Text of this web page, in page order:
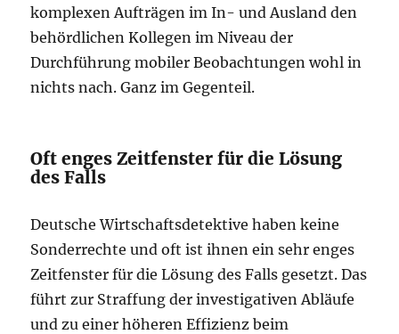
komplexen Aufträgen im In- und Ausland den
behördlichen Kollegen im Niveau der
Durchführung mobiler Beobachtungen wohl in
nichts nach. Ganz im Gegenteil.
Oft enges Zeitfenster für die Lösung
des Falls
Deutsche Wirtschaftsdetektive haben keine
Sonderrechte und oft ist ihnen ein sehr enges
Zeitfenster für die Lösung des Falls gesetzt. Das
führt zur Straffung der investigativen Abläufe
und zu einer höheren Effizienz beim